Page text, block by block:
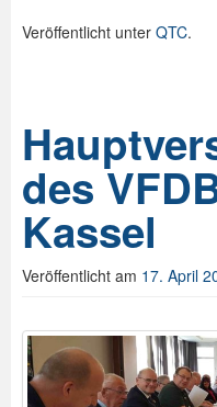
Veröffentlicht unter QTC.
des
Kassel
Veröffentlicht am 17. April